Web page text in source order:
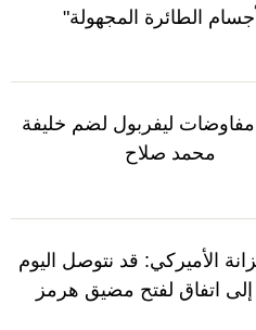
الطائرة المجهولة"
ليفربول لضم خليفة
محمد صلاح
الأميركي: قد نتوصل اليوم
إلى اتفاق لفتح مضيق هرمز